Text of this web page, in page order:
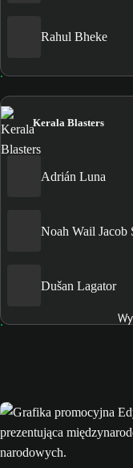
Rahul Bheke
Kerala Blasters
Adrián Luna
Noah Wail Jacob
Dušan Lagator